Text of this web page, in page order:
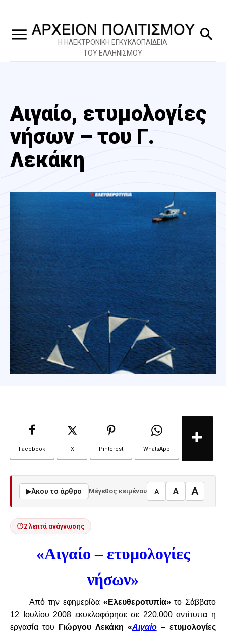
Η ΗΛΕΚΤΡΟΝΙΚΗ ΕΓΚΥΚΛΟΠΑΙΔΕΙΑ
ΤΟΥ ΕΛΛΗΝΙΣΜΟΥ
Αιγαίο, ετυμολογίες
νήσων – του Γ.
Λεκάκη
Facebook X Pinterest WhatsApp
▶Άκου το άρθρο Μέγεθος κειμένου A A A
2 λεπτά ανάγνωσης
«Αιγαίο – ετυμολογίες
νήσων»
Από την εφημερίδα «Ελευθεροτυπία»το Σάββατο
12 Ιουλίου 2008 εκυκλοφόρησε σε 220.000 αντίτυπα η
εργασία του
Γιώργου Λεκάκη «Αιγαίο – ετυμολογίες